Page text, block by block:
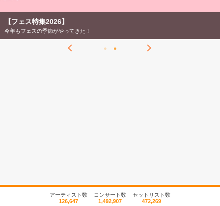
【フェス特集2026】
今年もフェスの季節がやってきた！
アーティスト数
126,647
コンサート数
1,492,907
セットリスト数
472,269